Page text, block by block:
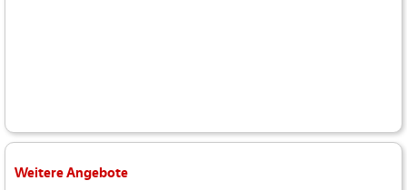
Weitere Angebote